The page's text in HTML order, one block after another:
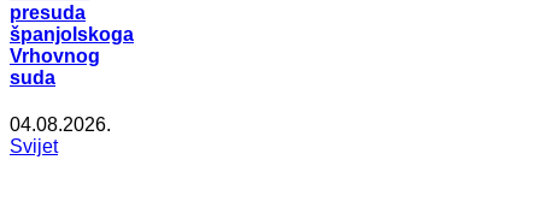
presuda
španjolskoga
Vrhovnog
suda
04.08.2026.
Svijet